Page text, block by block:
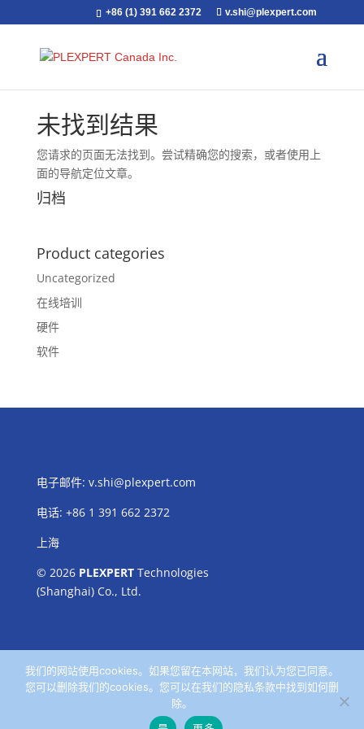
+86 (1) 391 662 2372 v.shi@plexpert.com
未找到结果
您请求的页面无法找到。尝试精确您的搜索，或者使用上
面的导航定位文章。
归档
Product categories
Uncategorized
在线培训
硬件
软件
电子邮件: v.shi@plexpert.com
电话: +86 1 391 662 2372
上海
© 2026 PLEXPERTTechnologies
(Shanghai) Co., Ltd.
我们的网站使用cookies。如果您留在本网站，我们认为您已同意。
您可以删除我们的cookies。您可以在我们的隐私条款中找到如何删
除。